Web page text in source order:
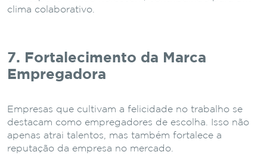
clima colaborativo.
7. Fortalecimento da Marca
Empregadora
Empresas que cultivam a felicidade no trabalho se
destacam como empregadores de escolha. Isso não
apenas atrai talentos, mas também fortalece a
reputação da empresa no mercado.